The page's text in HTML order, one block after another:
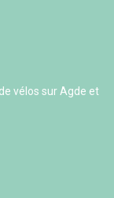
vélos sur Agde et